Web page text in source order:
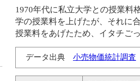
1970年代に私立大学との授業料
学の授業料を上げたが、それに
授業料をあげたため、イタチご
データ出典 小売物価統計調査